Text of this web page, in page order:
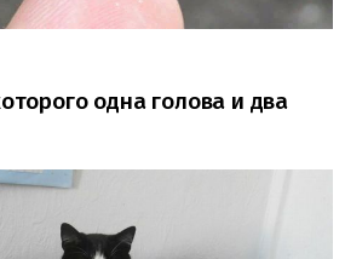
одна голова и два